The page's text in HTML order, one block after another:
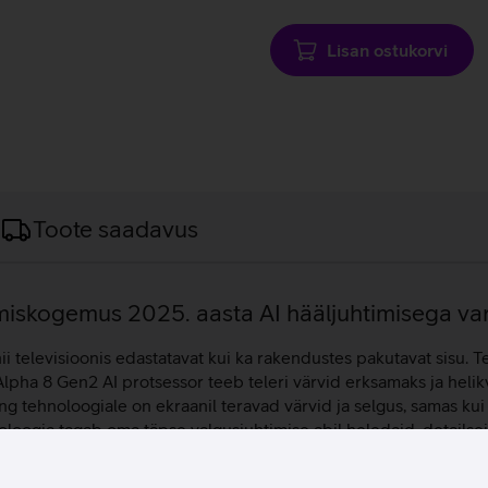
laadimine
Lisan ostukorvi
Toote saadavus
2025. aasta AI hääljuhtimisega
edastatavat kui ka rakendustes pakutavat sisu.
8 Gen2 AI protsessor teeb teleri värvid erksamaks ja
tehnoloogiale on ekraanil teravad värvid ja selgus, samas
tagab oma täpse valgusjuhtimise abil heledaid,
ning mitmete lisadega rikastatud nutisisu loovad